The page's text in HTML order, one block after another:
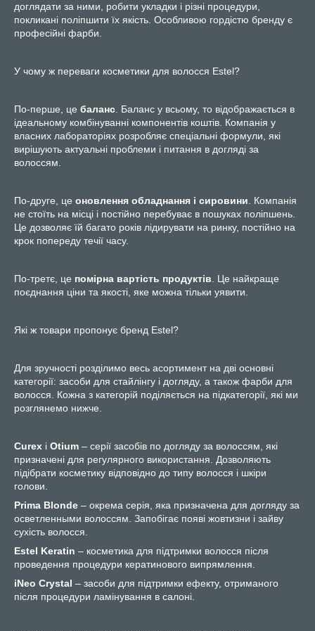
доглядати за ними, робити укладки і різні процедури,
покликані поліпшити їх якість. Особливою гордістю бренду є
професійні фарби.
У чому ж переваги косметики для волосся Estel?
По-перше, це баланс . Баланс у всьому, то відображається в
ідеальному комбінуванні компонентів коштів. Компанія у
власних лабораторіях розробляє спеціальні формули, які
вирішують актуальні проблеми і питання в догляді за
волоссям.
По-друге, це оновлення обладнання і сировини . Компанія
не стоїть на місці і постійно перебуває в пошуках поліпшень.
Це дозволяє їй багато років лідирувати на ринку, постійно на
крок попереду течії часу.
По-третє, це помірна вартість продуктів . Це найкраще
поєднання ціни та якості, яке можна тільки уявити.
Які ж товари пропонує бренд Estel?
Для зручності розділимо весь асортимент на дві основні
категорії: засоби для стайлінгу і догляду, а також фарби для
волосся. Кожна з категорій поділяється на підкатегорії, які ми
розглянемо нижче.
Curex і Otium – серії засобів по догляду за волоссям, які
призначені для регулярного використання. Дозволяють
підібрати косметику відповідно до типу волосся і шкіри
голови.
Prima Blonde – окрема серія, яка призначена для догляду за
осветленными волоссям. Запобігає появі жовтизни і зайву
сухість волосся.
Estel Keratin – косметика для підтримки волосся після
проведення процедури кератинового випрямлення.
iNeo Crystal – засоби для підтримки ефекту, отриманого
після процедури ламінування в салоні.